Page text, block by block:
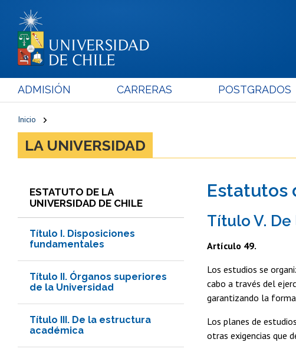
ADMISIÓN CARRERAS POSTGRADOS
Inicio
LA UNIVERSIDAD
ESTATUTO DE LA
UNIVERSIDAD DE CHILE
Título I. Disposiciones
fundamentales
Título II. Órganos superiores
de la Universidad
Título III. De la estructura
académica
Estatutos
Título V.
Artículo 49.
Los estudios se
cabo a través del
garantizando la
Los planes de
otras exigencias que